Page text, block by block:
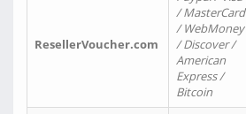
ResellerVoucher.com
/ MasterCard
/ WebMoney
/ Discover /
American
Express /
Bitcoin